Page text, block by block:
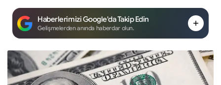
Haberlerimizi Google'da Takip Edin
Gelişmelerden anında haberdar olun.